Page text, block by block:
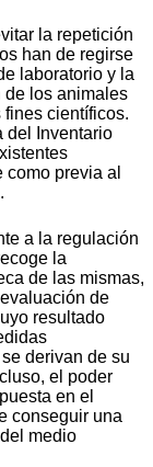
la repetición
han de regirse
laboratorio y la
de los animales
científicos.
del Inventario
previa al
a la regulación
la
de las mismas,
de
resultado
derivan de su
el poder
en el
conseguir una
medio